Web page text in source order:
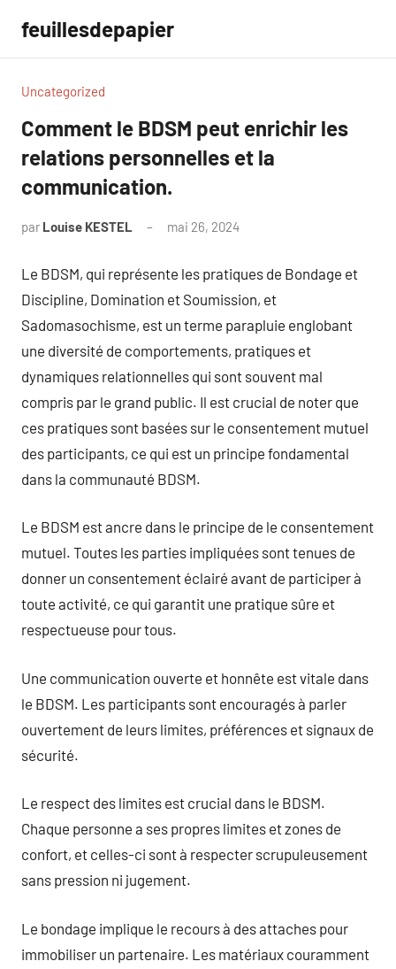
contenu
feuillesdepapier
Uncategorized
Comment le BDSM peut enrichir les
relations personnelles et la
communication.
par Louise KESTEL mai 26, 2024
Le BDSM, qui représente les pratiques de Bondage et
Discipline, Domination et Soumission, et
Sadomasochisme, est un terme parapluie englobant
une diversité de comportements, pratiques et
dynamiques relationnelles qui sont souvent mal
compris par le grand public. Il est crucial de noter que
ces pratiques sont basées sur le consentement mutuel
des participants, ce qui est un principe fondamental
dans la communauté BDSM.
Le BDSM est ancre dans le principe de le consentement
mutuel. Toutes les parties impliquées sont tenues de
donner un consentement éclairé avant de participer à
toute activité, ce qui garantit une pratique sûre et
respectueuse pour tous.
Une communication ouverte et honnête est vitale dans
le BDSM. Les participants sont encouragés à parler
ouvertement de leurs limites, préférences et signaux de
sécurité.
Le respect des limites est crucial dans le BDSM.
Chaque personne a ses propres limites et zones de
confort, et celles-ci sont à respecter scrupuleusement
sans pression ni jugement.
Le bondage implique le recours à des attaches pour
immobiliser un partenaire. Les matériaux couramment